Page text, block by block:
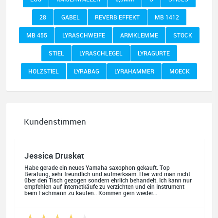
28 GABEL REVERB EFFEKT MB 1412
MB 455 LYRASCHWEIFE ARMKLEMME STOCK
STIEL LYRASCHLEGEL LYRAGURTE
HOLZSTIEL LYRABAG LYRAHAMMER MOECK
Kundenstimmen
Jessica Druskat
Habe gerade ein neues Yamaha saxophon gekauft. Top
Beratung, sehr freundlich und aufmerksam. Hier wird man nicht
über den Tisch gezogen sondern ehrlich behandelt. Ich kann nur
empfehlen auf Internetkäufe zu verzichten und ein Instrument
beim Fachmann zu kaufen.. Kommen gern wieder...